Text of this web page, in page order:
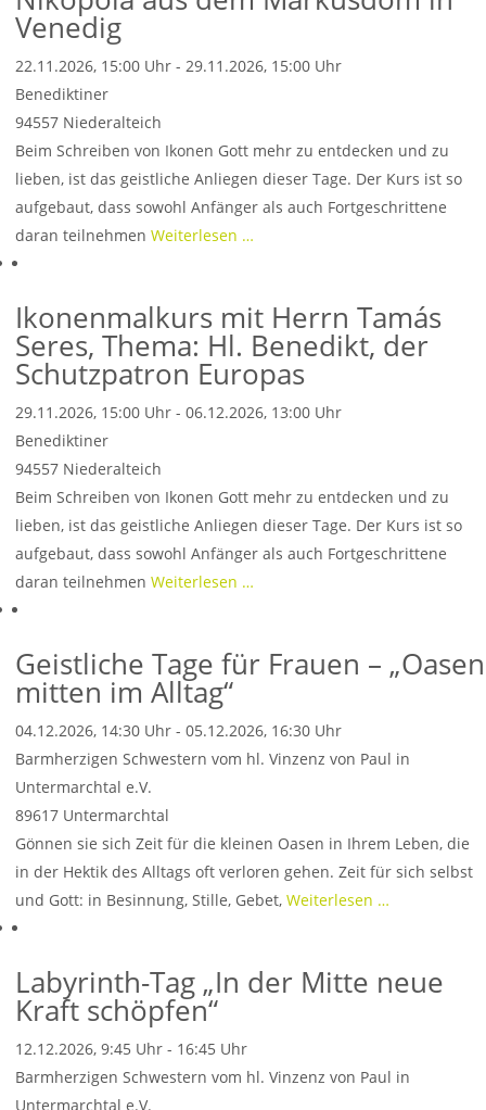
Venedig
22.11.2026, 15:00 Uhr - 29.11.2026, 15:00 Uhr
Benediktiner
94557 Niederalteich
Beim Schreiben von Ikonen Gott mehr zu entdecken und zu
lieben, ist das geistliche Anliegen dieser Tage. Der Kurs ist so
aufgebaut, dass sowohl Anfänger als auch Fortgeschrittene
daran teilnehmen Weiterlesen …
Ikonenmalkurs mit Herrn Tamás
Seres, Thema: Hl. Benedikt, der
Schutzpatron Europas
29.11.2026, 15:00 Uhr - 06.12.2026, 13:00 Uhr
Benediktiner
94557 Niederalteich
Beim Schreiben von Ikonen Gott mehr zu entdecken und zu
lieben, ist das geistliche Anliegen dieser Tage. Der Kurs ist so
aufgebaut, dass sowohl Anfänger als auch Fortgeschrittene
daran teilnehmen Weiterlesen …
Geistliche Tage für Frauen – „Oasen
mitten im Alltag“
04.12.2026, 14:30 Uhr - 05.12.2026, 16:30 Uhr
Barmherzigen Schwestern vom hl. Vinzenz von Paul in
Untermarchtal e.V.
89617 Untermarchtal
Gönnen sie sich Zeit für die kleinen Oasen in Ihrem Leben, die
in der Hektik des Alltags oft verloren gehen. Zeit für sich selbst
und Gott: in Besinnung, Stille, Gebet, Weiterlesen …
Labyrinth-Tag „In der Mitte neue
Kraft schöpfen“
12.12.2026, 9:45 Uhr - 16:45 Uhr
Barmherzigen Schwestern vom hl. Vinzenz von Paul in
Untermarchtal e.V.